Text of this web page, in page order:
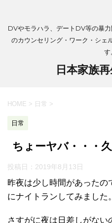
DVやモラハラ、デートDV等の暴
のカウンセリング・ワーク・シェ
す
日本家族
HOME > 日常 >
日常
ちょーヤバ・・・
投稿日： 2019年8月13日
昨夜は少し時間があったの
にナイトランしてみました。
さすがに夜は日差しがない